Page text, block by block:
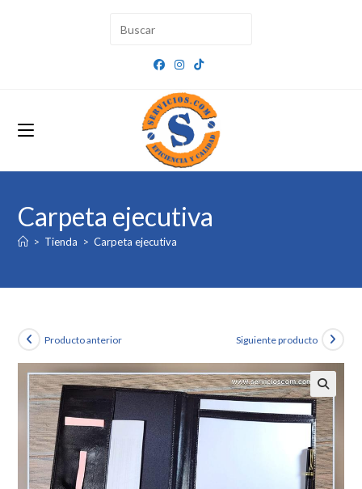
Carpeta ejecutiva
> Tienda > Carpeta ejecutiva
Producto anterior Siguiente producto